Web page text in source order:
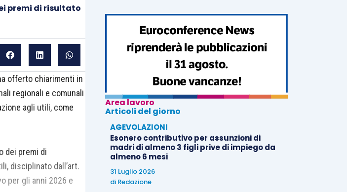
premi di risultato
offerto chiarimenti in
regionali e comunali
agli utili, come
dei premi di
disciplinato dall’art.
per gli anni 2026 e
Area lavoro
Articoli del giorno
AGEVOLAZIONI
Esonero contributivo per assunzioni di
madri di almeno 3 figli prive di impiego da
almeno 6 mesi
31 Luglio 2026
di Redazione